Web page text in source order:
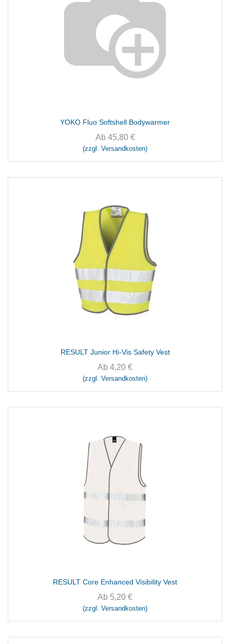
YOKO Fluo Softshell Bodywarmer
Ab 45,80€
(zzgl. Versandkosten)
RESULT Junior Hi-Vis Safety Vest
Ab 4,20 €
(zzgl. Versandkosten)
RESULT Core Enhanced Visibility Vest
Ab 5,20 €
(zzgl. Versandkosten)